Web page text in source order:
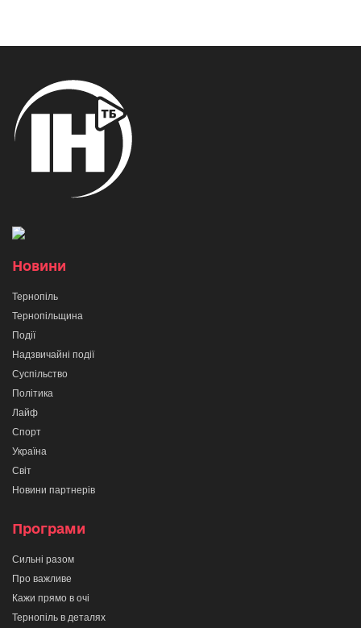
Новини
Тернопіль
Тернопільщина
Події
Надзвичайні події
Суспільство
Політика
Лайф
Спорт
Україна
Світ
Новини партнерів
Програми
Сильні разом
Про важливе
Кажи прямо в очі
Тернопіль в деталях